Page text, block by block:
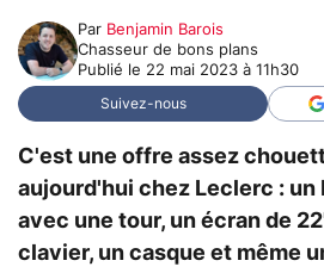
Par Benjamin Barois
Chasseur de bons plans
Publié le 22 mai 2023 à 11h30
Suivez-nous
C'est une offre assez
aujourd'hui chez Leclerc : un
avec une tour, un écran de
clavier, un casque et même